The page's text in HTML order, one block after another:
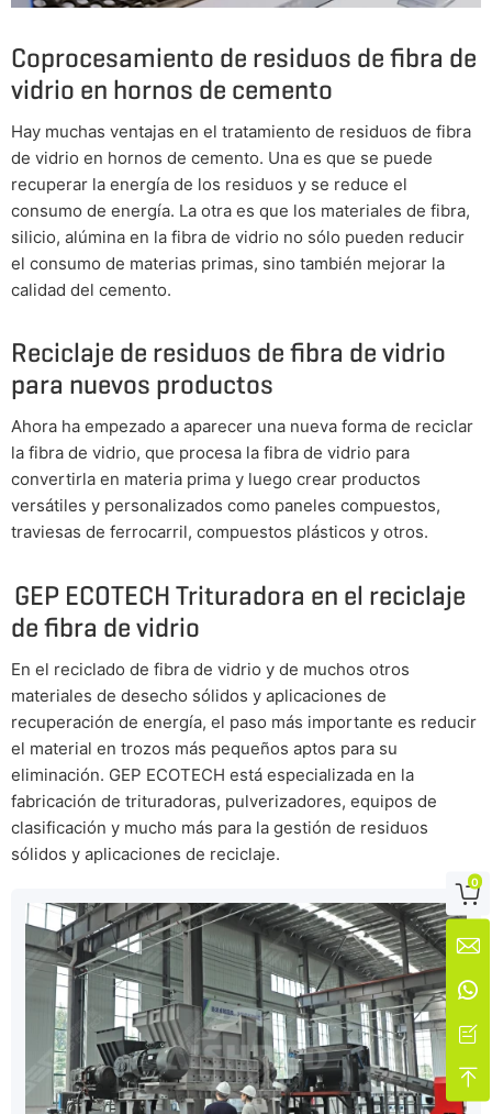
Coprocesamiento de residuos de fibra de
vidrio en hornos de cemento
Hay muchas ventajas en el tratamiento de residuos de fibra
de vidrio en hornos de cemento. Una es que se puede
recuperar la energía de los residuos y se reduce el
consumo de energía. La otra es que los materiales de fibra,
silicio, alúmina en la fibra de vidrio no sólo pueden reducir
el consumo de materias primas, sino también mejorar la
calidad del cemento.
Reciclaje de residuos de fibra de vidrio
para nuevos productos
Ahora ha empezado a aparecer una nueva forma de reciclar
la fibra de vidrio, que procesa la fibra de vidrio para
convertirla en materia prima y luego crear productos
versátiles y personalizados como paneles compuestos,
traviesas de ferrocarril, compuestos plásticos y otros.
GEP ECOTECH Trituradora en el reciclaje
de fibra de vidrio
En el reciclado de fibra de vidrio y de muchos otros
materiales de desecho sólidos y aplicaciones de
recuperación de energía, el paso más importante es reducir
el material en trozos más pequeños aptos para su
eliminación. GEP ECOTECH está especializada en la
fabricación de trituradoras, pulverizadores, equipos de
clasificación y mucho más para la gestión de residuos
sólidos y aplicaciones de reciclaje.

0



